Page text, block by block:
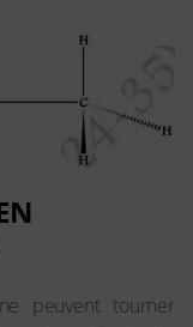
peuvent tourner